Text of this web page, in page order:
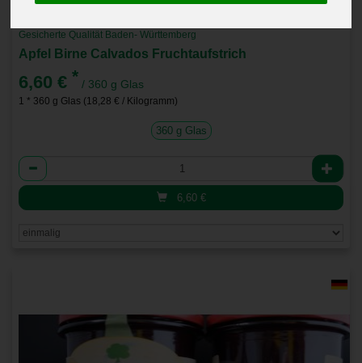
Gesicherte Qualität Baden- Württemberg
Apfel Birne Calvados Fruchtaufstrich
6,60 € * / 360 g Glas
1 * 360 g Glas (18,28 € / Kilogramm)
360 g Glas
Anzahl
6,60 €